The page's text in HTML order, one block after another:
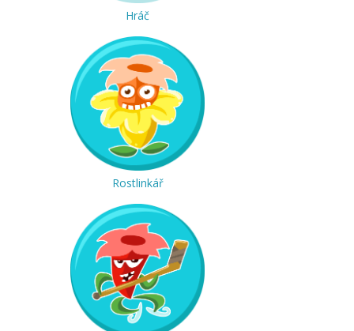
Hráč
Rostlinkář